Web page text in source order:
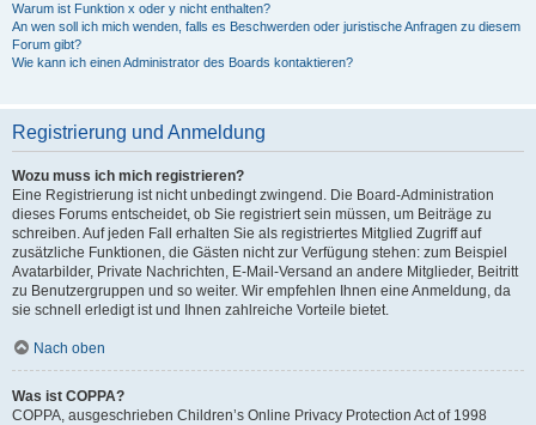
Warum ist Funktion x oder y nicht enthalten?
An wen soll ich mich wenden, falls es Beschwerden oder juristische Anfragen zu diesem
Forum gibt?
Wie kann ich einen Administrator des Boards kontaktieren?
Registrierung und Anmeldung
Wozu muss ich mich registrieren?
Eine Registrierung ist nicht unbedingt zwingend. Die Board-Administration
dieses Forums entscheidet, ob Sie registriert sein müssen, um Beiträge zu
schreiben. Auf jeden Fall erhalten Sie als registriertes Mitglied Zugriff auf
zusätzliche Funktionen, die Gästen nicht zur Verfügung stehen: zum Beispiel
Avatarbilder, Private Nachrichten, E-Mail-Versand an andere Mitglieder, Beitritt
zu Benutzergruppen und so weiter. Wir empfehlen Ihnen eine Anmeldung, da
sie schnell erledigt ist und Ihnen zahlreiche Vorteile bietet.
Nach oben
Was ist COPPA?
COPPA, ausgeschrieben Children’s Online Privacy Protection Act of 1998